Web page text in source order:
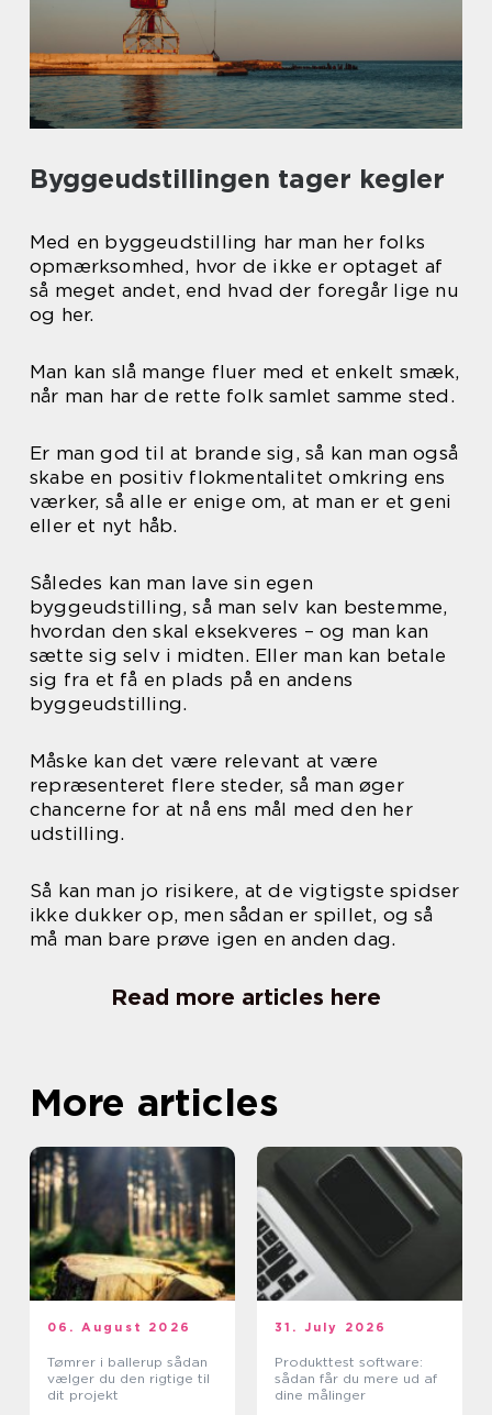
Byggeudstillingen tager kegler
Med en byggeudstilling har man her folks
opmærksomhed, hvor de ikke er optaget af
så meget andet, end hvad der foregår lige nu
og her.
Man kan slå mange fluer med et enkelt smæk,
når man har de rette folk samlet samme sted.
Er man god til at brande sig, så kan man også
skabe en positiv flokmentalitet omkring ens
værker, så alle er enige om, at man er et geni
eller et nyt håb.
Således kan man lave sin egen
byggeudstilling, så man selv kan bestemme,
hvordan den skal eksekveres – og man kan
sætte sig selv i midten. Eller man kan betale
sig fra et få en plads på en andens
byggeudstilling.
Måske kan det være relevant at være
repræsenteret flere steder, så man øger
chancerne for at nå ens mål med den her
udstilling.
Så kan man jo risikere, at de vigtigste spidser
ikke dukker op, men sådan er spillet, og så
må man bare prøve igen en anden dag.
Read more articles here
More articles
06. August 2026
Tømrer i ballerup sådan
vælger du den rigtige til
dit projekt
31. July 2026
Produkttest software:
sådan får du mere ud af
dine målinger